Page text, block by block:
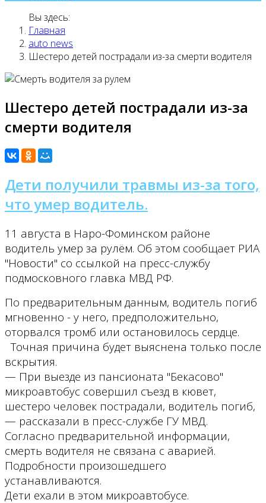
Вы здесь:
Главная
auto news
Шестеро детей пострадали из-за смерти водителя
Шестеро детей пострадали из-за
смерти водителя
Дети получили травмы из-за того,
что умер водитель.
11 августа в Наро-Фоминском районе
водитель умер за рулём. Об этом сообщает РИА
"Новости" со ссылкой на пресс-службу
подмосковного главка МВД РФ.
По предварительным данным, водитель погиб
мгновенно - у него, предположительно,
оторвался тромб или остановилось сердце.
Точная причина будет выяснена только после
вскрытия.
— При выезде из пансионата "Бекасово"
микроавтобус совершил съезд в кювет,
шестеро человек пострадали, водитель погиб,
— рассказали в пресс-службе ГУ МВД.
Согласно предварительной информации,
смерть водителя не связана с аварией.
Подробности произошедшего
устанавливаются.
Дети ехали в этом микроавтобусе.